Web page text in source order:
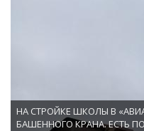
НА СТРОЙКЕ ШКОЛЫ В
БАШЕННОГО КРАНА. ЕСТЬ